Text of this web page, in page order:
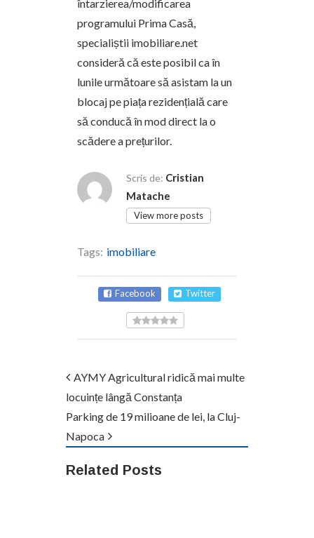
întarzierea/modificarea
programului Prima Casă,
specialiștii imobiliare.net
consideră că este posibil ca în
lunile următoare să asistam la un
blocaj pe piața rezidențială care
să conducă în mod direct la o
scădere a prețurilor.
Scris de: Cristian
Matache
View more posts
Tags: imobiliare
Facebook Twitter
AYMY Agricultural ridică mai multe
locuințe lângă Constanța
Parking de 19 milioane de lei, la Cluj-
Napoca
Related Posts